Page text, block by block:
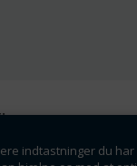
indtastninger du
få rabatter og